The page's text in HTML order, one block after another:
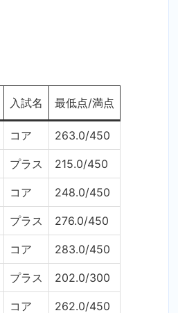
入試名 最低点/満点
コア 263.0/450
プラス 215.0/450
コア 248.0/450
プラス 276.0/450
コア 283.0/450
プラス 202.0/300
コア 262.0/450